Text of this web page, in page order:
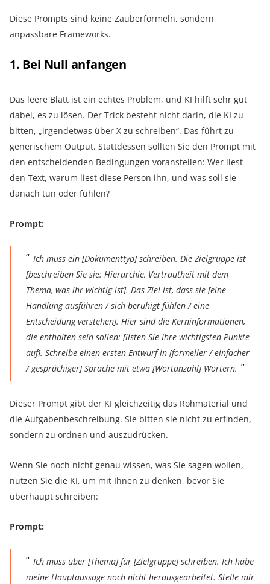
Diese Prompts sind keine Zauberformeln, sondern
anpassbare Frameworks.
1. Bei Null anfangen
Das leere Blatt ist ein echtes Problem, und KI hilft sehr gut
dabei, es zu lösen. Der Trick besteht nicht darin, die KI zu
bitten, „irgendetwas über X zu schreiben“. Das führt zu
generischem Output. Stattdessen sollten Sie den Prompt mit
den entscheidenden Bedingungen voranstellen: Wer liest
den Text, warum liest diese Person ihn, und was soll sie
danach tun oder fühlen?
Prompt:
Ich muss ein [Dokumenttyp] schreiben. Die Zielgruppe ist
[beschreiben Sie sie: Hierarchie, Vertrautheit mit dem
Thema, was ihr wichtig ist]. Das Ziel ist, dass sie [eine
Handlung ausführen / sich beruhigt fühlen / eine
Entscheidung verstehen]. Hier sind die Kerninformationen,
die enthalten sein sollen: [listen Sie Ihre wichtigsten Punkte
auf]. Schreibe einen ersten Entwurf in [formeller / einfacher
/ gesprächiger] Sprache mit etwa [Wortanzahl] Wörtern.
Dieser Prompt gibt der KI gleichzeitig das Rohmaterial und
die Aufgabenbeschreibung. Sie bitten sie nicht zu erfinden,
sondern zu ordnen und auszudrücken.
Wenn Sie noch nicht genau wissen, was Sie sagen wollen,
nutzen Sie die KI, um mit Ihnen zu denken, bevor Sie
überhaupt schreiben:
Prompt:
Ich muss über [Thema] für [Zielgruppe] schreiben. Ich habe
meine Hauptaussage noch nicht herausgearbeitet. Stelle mir